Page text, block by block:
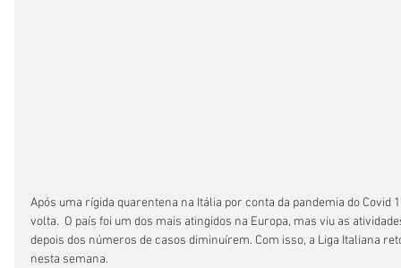
Após uma rígida quarentena na Itália por conta da pandemia do Covid
volta.  O país foi um dos mais atingidos na Europa, mas viu as
depois dos números de casos diminuírem. Com isso, a Liga Italiana
nesta semana.